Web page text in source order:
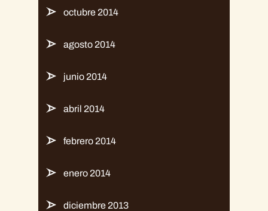
octubre 2014
agosto 2014
junio 2014
abril 2014
febrero 2014
enero 2014
diciembre 2013